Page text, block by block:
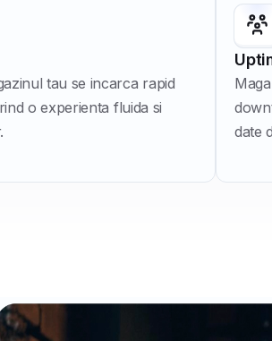
tau se incarca rapid
o experienta fluida si
date